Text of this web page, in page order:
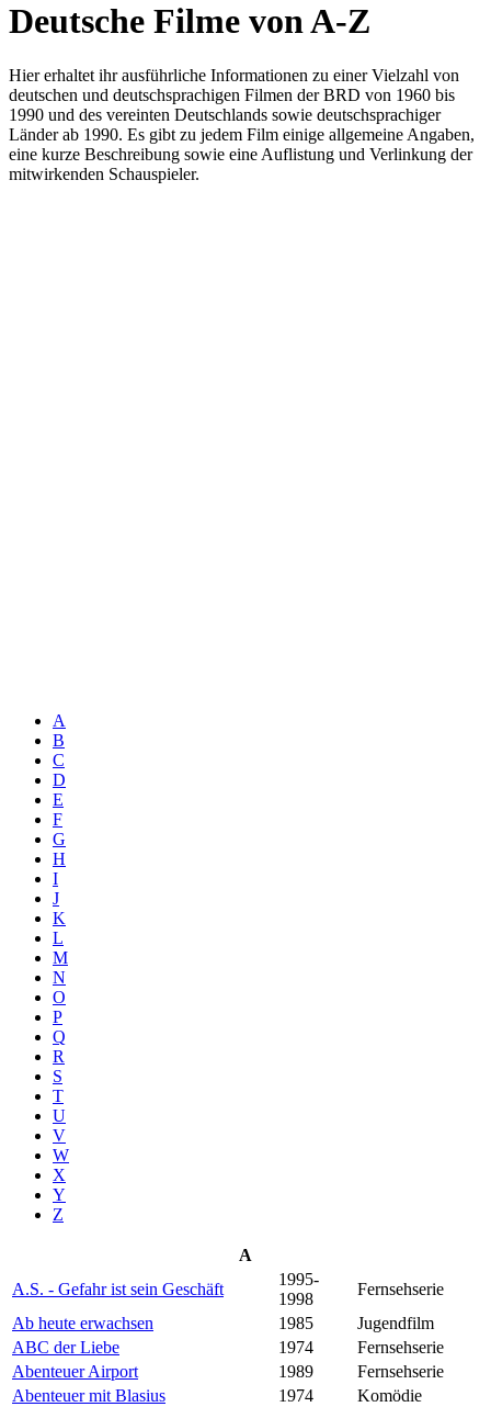
Deutsche Filme von A-Z
Hier erhaltet ihr ausführliche Informationen zu einer Vielzahl von
deutschen und deutschsprachigen Filmen der BRD von 1960 bis
1990 und des vereinten Deutschlands sowie deutschsprachiger
Länder ab 1990. Es gibt zu jedem Film einige allgemeine Angaben,
eine kurze Beschreibung sowie eine Auflistung und Verlinkung der
mitwirkenden Schauspieler.
A
B
C
D
E
F
G
H
I
J
K
L
M
N
O
P
Q
R
S
T
U
V
W
X
Y
Z
A
A.S. - Gefahr ist sein Geschäft
1995-
1998
Fernsehserie
Ab heute erwachsen
1985
Jugendfilm
ABC der Liebe
1974
Fernsehserie
Abenteuer Airport
1989
Fernsehserie
Abenteuer mit Blasius
1974
Komödie